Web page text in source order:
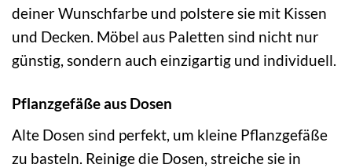
deiner Wunschfarbe und polstere sie mit Kissen
und Decken. Möbel aus Paletten sind nicht nur
günstig, sondern auch einzigartig und individuell.
Pflanzgefäße aus Dosen
Alte Dosen sind perfekt, um kleine Pflanzgefäße
zu basteln. Reinige die Dosen, streiche sie in